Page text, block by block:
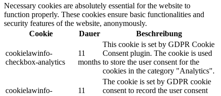
Necessary cookies are absolutely essential for the website to
function properly. These cookies ensure basic functionalities and
security features of the website, anonymously.
Cookie
Dauer Beschreibung
cookielawinfo-
checkbox-analytics
11
months
This cookie is set by GDPR Cookie
Consent plugin. The cookie is used
to store the user consent for the
cookies in the category "Analytics".
cookielawinfo-
11
The cookie is set by GDPR cookie
consent to record the user consent